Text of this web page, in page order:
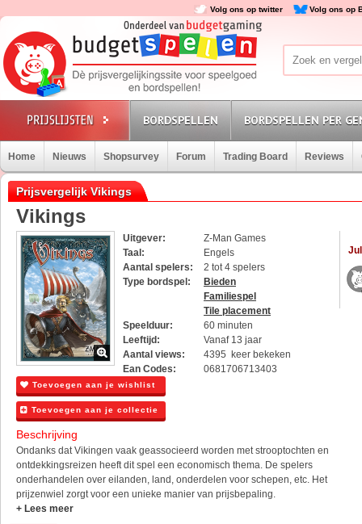
Volg ons op twitter Volg ons op
BORDSPELLEN BORDSPELLEN PER
Home Nieuws Shopsurvey Forum Trading Board Reviews
Prijsvergelijk Vikings
Vikings
Uitgever:
Z-Man Games
Taal:
Engels
Aantal spelers:
2 tot 4 spelers
Type bordspel:
Bieden
Familiespel
Tile placement
Speelduur:
60 minuten
Leeftijd:
Vanaf 13 jaar
Aantal views:
4395 keer bekeken
Ean Codes:
0681706713403
Toevoegen aan je wishlist
Toevoegen aan je collectie
Beschrijving
Ondanks dat Vikingen vaak geassocieerd worden met strooptochten en
ontdekkingsreizen heeft dit spel een economisch thema. De spelers
onderhandelen over eilanden, land, onderdelen voor schepen, etc. Het
prijzenwiel zorgt voor een unieke manier van prijsbepaling.
+ Lees meer